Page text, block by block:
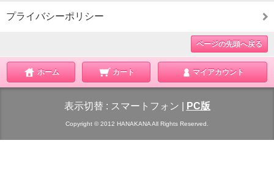
プライバシーポリシー
ページの先頭へ戻る
ホーム カート マイアカウント
表示切替 : スマートフォン PC版
Copyright © 2012 HANAKANA All Rights Reserved.